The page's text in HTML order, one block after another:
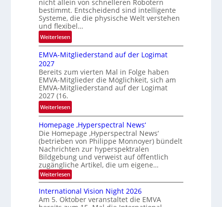
e
r
i
c
h
nicht allein von schnelleren Robotern
bestimmt. Entscheidend sind intelligente
Systeme, die die physische Welt verstehen
und flexibel…
Weiterlesen:
P
r
b
l
e
m
f
l
l
S
c
h
u
k
a
EMVA-Mitgliederstand auf der Logimat
2027
Bereits zum vierten Mal in Folge haben
EMVA-Mitglieder die Möglichkeit, sich am
EMVA-Mitgliederstand auf der Logimat
2027 (16.
Weiterlesen:
E
M
V
A
-
M
i
t
g
l
Homepage ‚Hyperspectral News‘
Die Homepage ‚Hyperspectral News‘
(betrieben von Philippe Monnoyer) bündelt
Nachrichten zur hyperspektralen
Bildgebung und verweist auf öffentlich
zugängliche Artikel, die um eigene…
Weiterlesen:
H
m
e
International Vision Night 2026
Am 5. Oktober veranstaltet die EMVA